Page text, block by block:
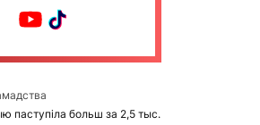
паступіла больш за 2,5 тыс.